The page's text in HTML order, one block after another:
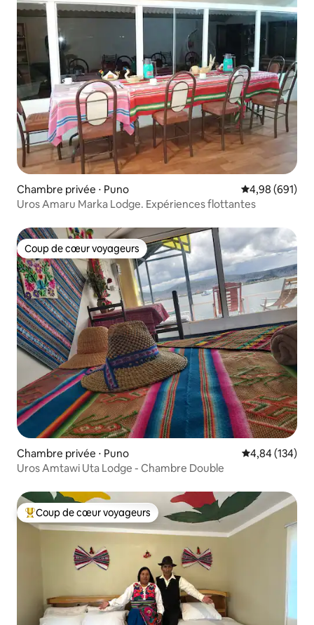
Chambre privée ⋅ Puno Évaluation
4,98 (691)
Uros Amaru Marka Lodge. Expériences flottantes
Coup de cœur voyageurs
Coup de cœur voyageurs
Chambre privée ⋅ Puno Évaluation
4,84 (134)
Uros Amtawi Uta Lodge - Chambre Double
Coups de cœur voyageurs les plus appréciés
Coup de cœur voyageurs